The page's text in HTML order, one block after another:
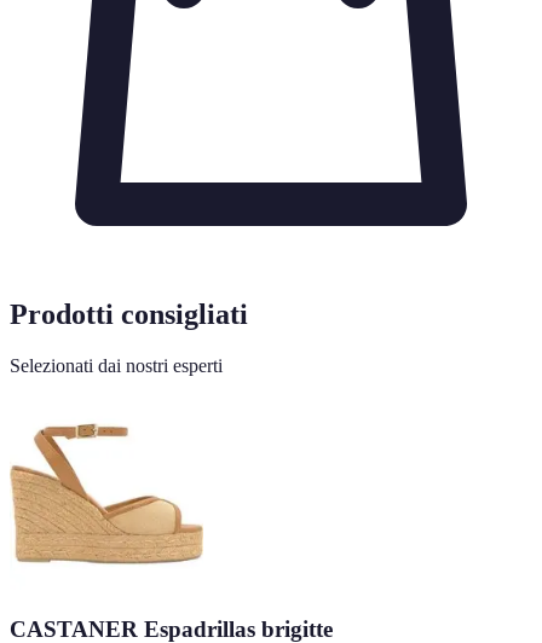
Prodotti consigliati
Selezionati dai nostri esperti
CASTANER Espadrillas brigitte